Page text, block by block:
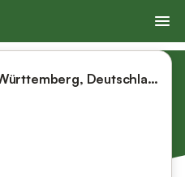
Deutschland